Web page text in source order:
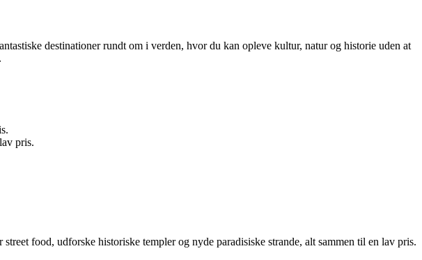
destinationer rundt om i verden, hvor du kan opleve kultur, natur og historie uden at
pris.
food, udforske historiske templer og nyde paradisiske strande, alt sammen til en lav pris.